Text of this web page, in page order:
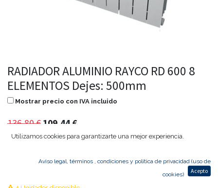
RADIADOR ALUMINIO RAYCO RD 600 8
ELEMENTOS Dejes: 500mm
Mostrar precio con IVA incluido
136,80€ 109,44 €
Agregar al carrito
Utilizamos cookies para garantizarte una mejor experiencia.
Aviso legal, términos , condiciones y política de privacidad (uso de
cookies)
Acepto